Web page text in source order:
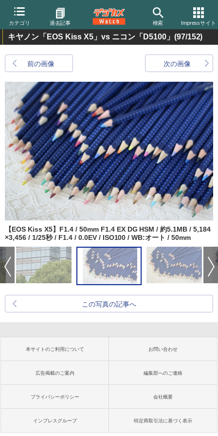
カテゴリ 過去記事 検索 Impressサイト
キヤノン「EOS Kiss X5」vs ニコン「D5100」 (97/152)
前の画像 次の画像
【EOS Kiss X5】F1.4 / 50mm F1.4 EX DG HSM / 約5.1MB / 5,184
×3,456 / 1/25秒 / F1.4 / 0.0EV / ISO100 / WB:オート / 50mm
この写真の記事へ
本サイトのご利用について お問い合わせ
広告掲載のご案内 編集部へのご連絡
プライバシーポリシー 会社概要
インプレスグループ 特定商取引法に基づく表示